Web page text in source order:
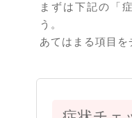
まずは下記の「
う。
あてはまる項目を